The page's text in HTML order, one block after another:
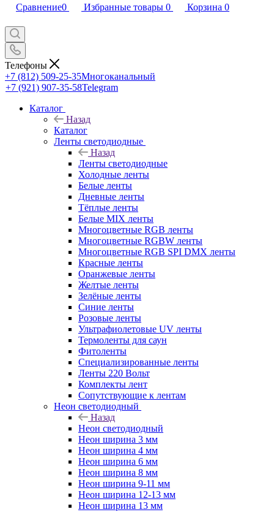
Сравнение0 Избранные товары 0 Корзина 0
Телефоны
+7 (812) 509-25-35Многоканальный
+7 (921) 907-35-58Telegram
Каталог
Назад
Каталог
Ленты светодиодные
Назад
Ленты светодиодные
Холодные ленты
Белые ленты
Дневные ленты
Тёплые ленты
Белые MIX ленты
Многоцветные RGB ленты
Многоцветные RGBW ленты
Многоцветные RGB SPI DMX ленты
Красные ленты
Оранжевые ленты
Желтые ленты
Зелёные ленты
Синие ленты
Розовые ленты
Ультрафиолетовые UV ленты
Термоленты для саун
Фитоленты
Специализированные ленты
Ленты 220 Вольт
Комплекты лент
Сопутствующие к лентам
Неон светодиодный
Назад
Неон светодиодный
Неон ширина 3 мм
Неон ширина 4 мм
Неон ширина 6 мм
Неон ширина 8 мм
Неон ширина 9-11 мм
Неон ширина 12-13 мм
Неон ширина 13 мм